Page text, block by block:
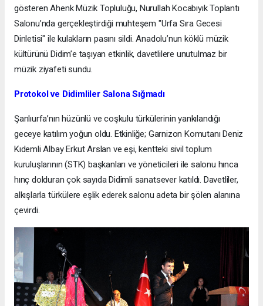
gösteren Ahenk Müzik Topluluğu, Nurullah Kocabıyık Toplantı
Salonu’nda gerçekleştirdiği muhteşem "Urfa Sıra Gecesi
Dinletisi" ile kulakların pasını sildi. Anadolu’nun köklü müzik
kültürünü Didim’e taşıyan etkinlik, davetlilere unutulmaz bir
müzik ziyafeti sundu.
​Protokol ve Didimliler Salona Sığmadı
​Şanlıurfa’nın hüzünlü ve coşkulu türkülerinin yankılandığı
geceye katılım yoğun oldu. Etkinliğe; Garnizon Komutanı Deniz
Kıdemli Albay Erkut Arslan ve eşi, kentteki sivil toplum
kuruluşlarının (STK) başkanları ve yöneticileri ile salonu hınca
hınç dolduran çok sayıda Didimli sanatsever katıldı. Davetliler,
alkışlarla türkülere eşlik ederek salonu adeta bir şölen alanına
çevirdi.